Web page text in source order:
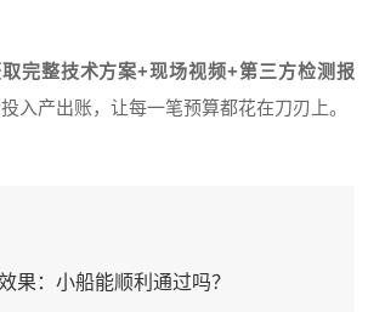
完整技术方案+现场视频+第三方检测报
入产出账，让每一笔预算都花在刀刃上。
果：小船能顺利通过吗？